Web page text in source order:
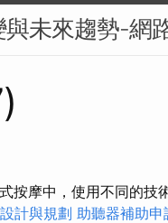
與未來趨勢-網
按摩中，使用不同的技
計與規劃 助聽器補助申